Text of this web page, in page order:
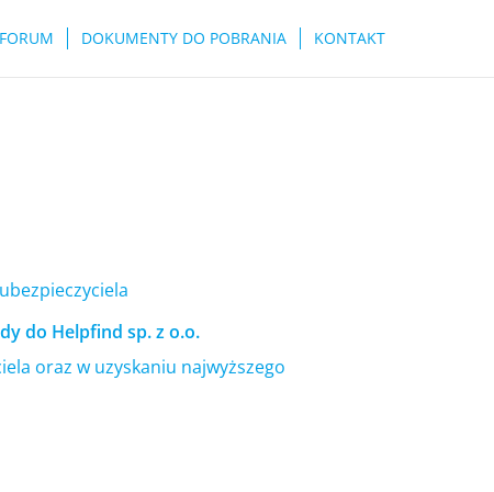
FORUM DOKUMENTY DO POBRANIA KONTAKT
do Helpfind sp. z o.o.
oraz w uzyskaniu najwyższego